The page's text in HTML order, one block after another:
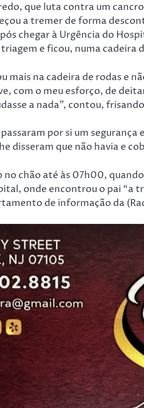
que luta contra um
a tremer de forma
chegar à Urgência do
e ficou, numa cadeira
mais na cadeira de rodas e
com o meu esforço, de
a nada”, contou,
por si um
disseram que não havia e
chão até às 07h00,
onde encontrou o pai “a
de informação da